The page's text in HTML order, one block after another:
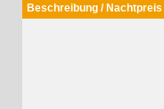
Beschreibung / Nachtpreis bei